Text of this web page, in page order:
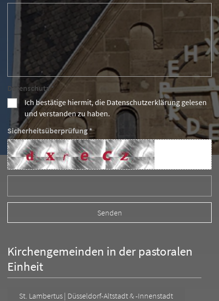
Datenschutz *
Ich bestätige hiermit, die Datenschutzerklärung gelesen
und verstanden zu haben.
Sicherheitsüberprüfung *
Kirchengemeinden in der pastoralen
Einheit
St. Lambertus | Düsseldorf-Altstadt & -Innenstadt